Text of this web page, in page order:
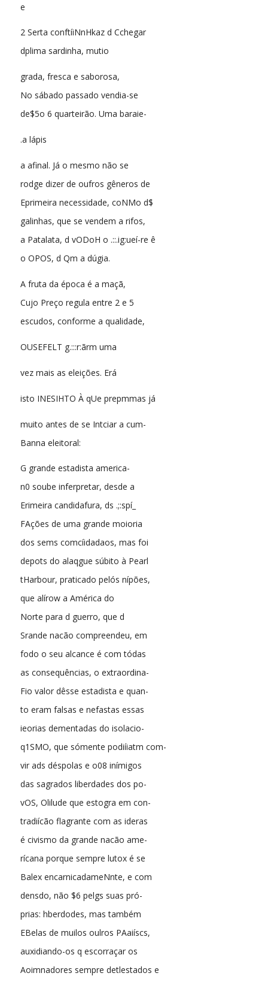
e
2 Serta conftíiNnHkaz d Cchegar
dplima sardinha, mutio
grada, fresca e saborosa,
No sábado passado vendia-se
de$5o 6 quarteirão. Uma baraie-
.a lápis
a afinal. Já o mesmo não se
rodge dizer de oufros gêneros de
Eprimeira necessidade, coNMo d$
galinhas, que se vendem a rifos,
a Patalata, d vODoH o .::.ig:ueí-re ê
o OPOS, d Qm a dúgia.
A fruta da época é a maçã,
Cujo Preço regula entre 2 e 5
escudos, conforme a qualidade,
OUSEFELT g.:::r:ãrm uma
vez mais as eleições. Erá
isto INESIHTO À qUe prepmmas já
muito antes de se Intciar a cum-
Banna eleitoral:
G grande estadista america-
n0 soube inferpretar, desde a
Erimeira candidafura, ds .;:spí_
FAções de uma grande moioria
dos sems comcíidadaos, mas foi
depots do alaqgue súbito à Pearl
tHarbour, praticado pelós nípões,
que alírow a América do
Norte para d guerro, que d
Srande nacão compreendeu, em
fodo o seu alcance é com tódas
as consequências, o extraordina-
Fio valor dêsse estadista e quan-
to eram falsas e nefastas essas
ieorias dementadas do isolacio-
q1SMO, que sómente podiíiatm com-
vir ads déspolas e o08 inímigos
das sagrados liberdades dos po-
vOS, Olilude que estogra em con-
tradiícão flagrante com as ideras
é civismo da grande nacão ame-
rícana porque sempre lutox é se
Balex encarnicadameNnte, e com
densdo, não $6 pelgs suas pró-
prias: hberdodes, mas também
EBelas de muilos oulros PAaiíscs,
auxidiando-os q escorraçar os
Aoimnadores sempre detlestados e